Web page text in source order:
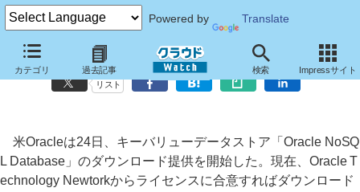
Powered by Translate
カテゴリ 過去記事 検索 Impressサイト
米Oracle、「Oracle NoSQL Database」のダウンロード提供を開始
リスト
米Oracleは24日、キーバリューデータストア「Oracle NoSQ
L Database」のダウンロード提供を開始した。現在、Oracle T
echnology Newtorkからライセンスに合意すればダウンロード